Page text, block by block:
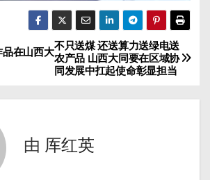
不只送煤 还送算力送绿电送
农产品 山西大同要在区域协
同发展中扛起使命彰显担当
在山西大
由 厍红英